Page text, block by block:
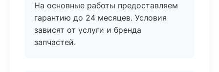
На основные работы предоставляем
гарантию до 24 месяцев. Условия
зависят от услуги и бренда
запчастей.